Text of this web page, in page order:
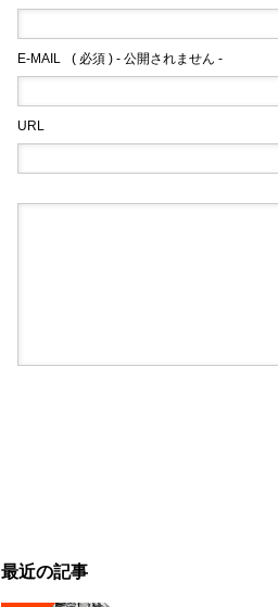
E-MAIL ( 必須 ) - 公開されません -
URL
最近の記事